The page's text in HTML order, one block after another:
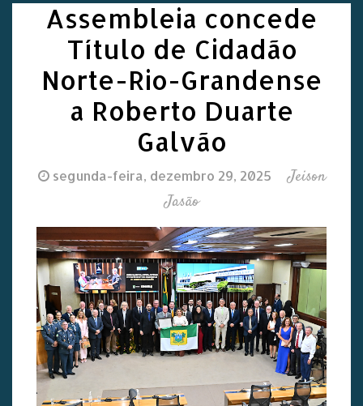
Assembleia concede
Título de Cidadão
Norte-Rio-Grandense
a Roberto Duarte
Galvão
segunda-feira, dezembro 29, 2025
Jeison
Jasão